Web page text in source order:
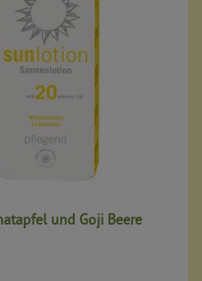
und Goji Beere